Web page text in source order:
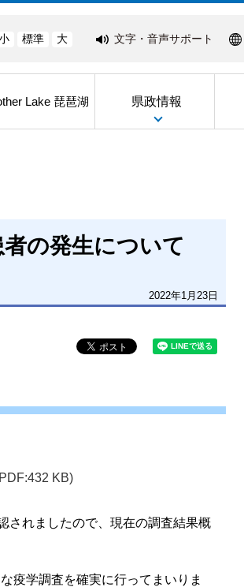
標準 大 文字・音声サポート
Lake 琵琶湖 県政情報
の発生について
2022年1月23日
KB)
されましたので、現在の調査結果概
疫学調査を確実に行ってまいりま